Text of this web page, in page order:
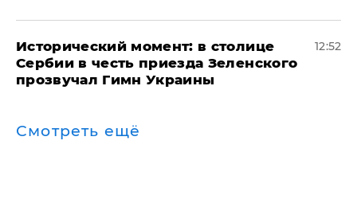
Исторический момент: в столице
Сербии в честь приезда Зеленского
прозвучал Гимн Украины
12:52
Смотреть ещё